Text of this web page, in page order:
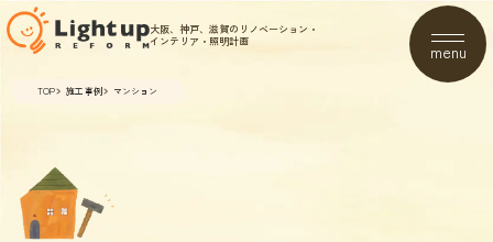
大阪、神戸、滋賀のリノベーション・
インテリア・照明計画
menu
TOP 施工事例 マンション